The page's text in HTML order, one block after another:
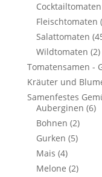
Cocktailtomaten
Fleischtomaten
Salattomaten
Wildtomaten (2)
Tomatensamen -
Kräuter und
Samenfestes
Auberginen (6)
Bohnen (2)
Gurken (5)
Mais (4)
Melone (2)